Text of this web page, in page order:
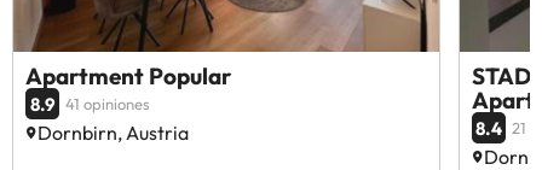
Apartment Popular
8.9 41 opiniones
Dornbirn, Austria 8.4 21